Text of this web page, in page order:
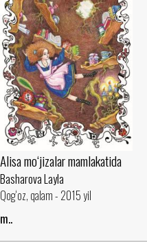
Alisa mo‘jizalar mamlakatida
Basharova Layla
Qog‘oz, qalam - 2015 yil